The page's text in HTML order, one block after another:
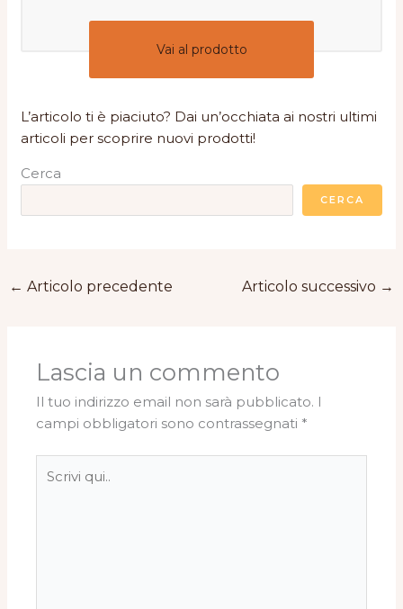
Vai al prodotto
L’articolo ti è piaciuto? Dai un’occhiata ai nostri ultimi
articoli per scoprire nuovi prodotti!
Cerca
CERCA
← Articolo precedente Articolo successivo →
Lascia un commento
Il tuo indirizzo email non sarà pubblicato. I
campi obbligatori sono contrassegnati *
qui..